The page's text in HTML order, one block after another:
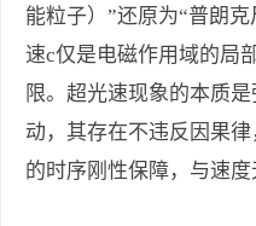
能粒子）”还原为“普朗
速c仅是电磁作用域的局
限。超光速现象的本质
动，其存在不违反因果
的时序刚性保障，与速度